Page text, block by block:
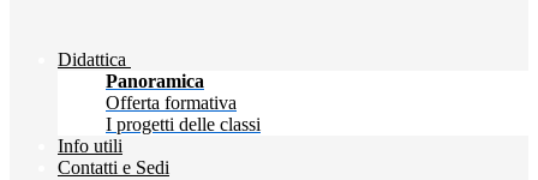
Didattica
Panoramica
Offerta formativa
I progetti delle classi
Info utili
Contatti e Sedi